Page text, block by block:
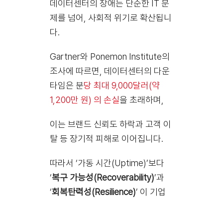
데이터센터의 장애는 단순한 IT 문
제를 넘어, 사회적 위기로 확산됩니
다.
Gartner와 Ponemon Institute의
조사에 따르면, 데이터센터의 다운
타임은 분당 최대 9,000달러(약
1,200만 원) 의 손실을 초래하며,
이는 브랜드 신뢰도 하락과 고객 이
탈 등 장기적 피해로 이어집니다.
따라서 ‘가동 시간(Uptime)’보다
‘복구 가능성(Recoverability)’과
‘회복탄력성(Resilience)’ 이 기업